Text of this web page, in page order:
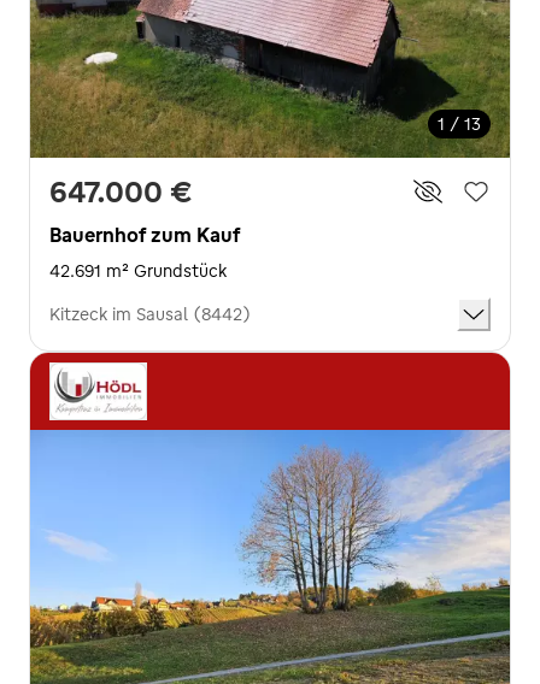
1 / 13
647.000 €
Bauernhof zum Kauf
42.691 m² Grundstück
Kitzeck im Sausal (8442)